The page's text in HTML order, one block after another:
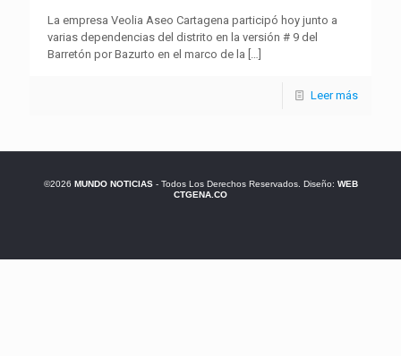
La empresa Veolia Aseo Cartagena participó hoy junto a
varias dependencias del distrito en la versión # 9 del
Barretón por Bazurto en el marco de la […]
Leer más
©2026 MUNDO NOTICIAS- Todos Los Derechos Reservados. Diseño: WEB
CTGENA.CO